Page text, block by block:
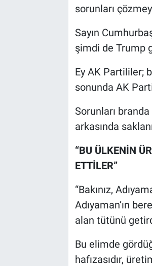
sorunları
Sayın
şimdi de Trump
Ey AK Partililer;
sonunda AK
Sorunları
arkasında
“BU ÜLKENİN
ETTİLER”
“Bakınız,
Adıyaman’ın
alan tütünü
Bu elimde
hafızasıdır,